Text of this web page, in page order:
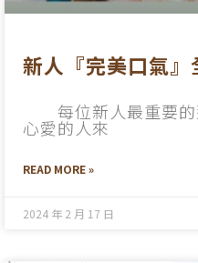
新人『完美口氣』
每位新人最重要的
心愛的人來
READ MORE »
2024 年 2 月 17 日